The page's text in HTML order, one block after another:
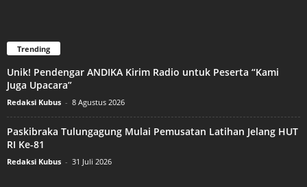
Trending
Unik! Pendengar ANDIKA Kirim Radio untuk Peserta “Kami
Juga Upacara”
Redaksi Kubus - 8 Agustus 2026
Paskibraka Tulungagung Mulai Pemusatan Latihan Jelang HUT
RI Ke-81
Redaksi Kubus - 31 Juli 2026